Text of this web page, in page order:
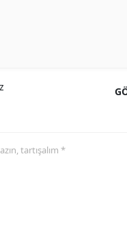
tartışalım *